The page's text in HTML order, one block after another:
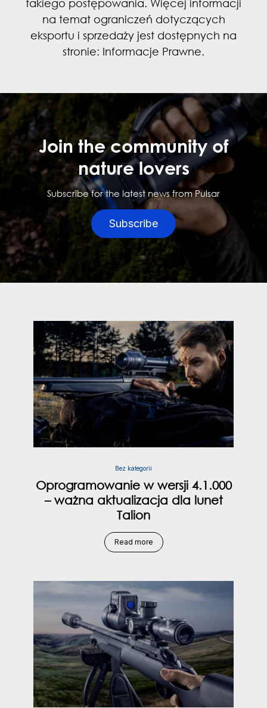
takiego postępowania. Więcej informacji
na temat ograniczeń dotyczących
eksportu i sprzedaży jest dostępnych na
stronie: Informacje Prawne.
Join the community of
nature lovers
Subscribe for the latest news from Pulsar
Subscribe
Bez kategorii
Oprogramowanie w wersji 4.1.000
– ważna aktualizacja dla lunet
Talion
Read more